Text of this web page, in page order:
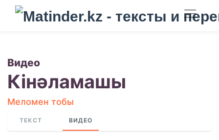
Видео
Кінәламашы
Меломен тобы
ТЕКСТ ВИДЕО